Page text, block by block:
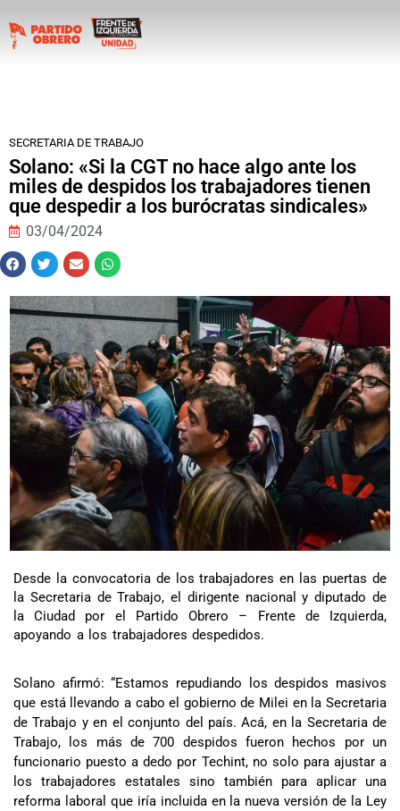
SECRETARIA DE TRABAJO
Solano: «Si la CGT no hace algo ante los
miles de despidos los trabajadores tienen
que despedir a los burócratas sindicales»
03/04/2024
Desde la convocatoria de los trabajadores en las puertas de
la Secretaria de Trabajo, el dirigente nacional y diputado de
la Ciudad por el Partido Obrero – Frente de Izquierda,
apoyando a los trabajadores despedidos.
Solano afirmó: “Estamos repudiando los despidos masivos
que está llevando a cabo el gobierno de Milei en la Secretaria
de Trabajo y en el conjunto del país. Acá, en la Secretaria de
Trabajo, los más de 700 despidos fueron hechos por un
funcionario puesto a dedo por Techint, no solo para ajustar a
los trabajadores estatales sino también para aplicar una
reforma laboral que iría incluida en la nueva versión de la Ley